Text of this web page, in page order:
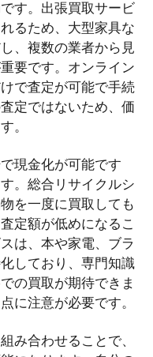
す。出張買取サービ
るため、大型家具な
、複数の業者から見
要です。オンライン
で査定が可能で手続
定ではないため、価
。
現金化が可能です
。総合リサイクルシ
を一度に買取しても
定額が低めになるこ
は、本や家電、ブラ
しており、専門知識
の買取が期待できま
に注意が必要です。
み合わせることで、